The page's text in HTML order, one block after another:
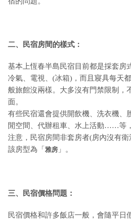
二、民宿房間的樣式：
基本上恆春半島民宿目前都是採套房
冷氣、電視、(冰箱)，而且寢具每天
般旅館沒兩樣。大多沒有門禁限制，
面。
有些民宿還會提供開飲機、洗衣機、
閒空間、代辦租車、水上活動……等
注意，民宿房間非套房者(房內沒有
該房型為「 雅房 」。
三、民宿價格問題：
民宿價格和許多飯店一般，會隨平日